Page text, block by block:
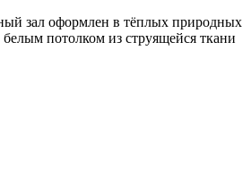
зал оформлен в тёплых природных
потолком из струящейся ткани